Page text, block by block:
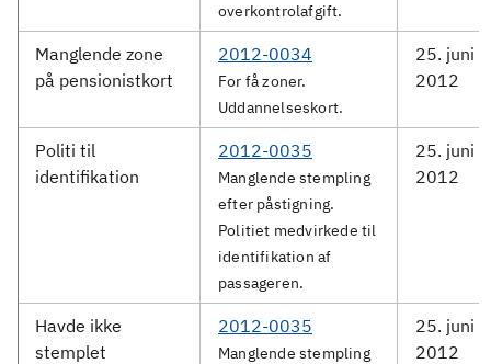
overkontrolafgift.
Manglende zone
på pensionistkort
2012-0034
For få zoner.
Uddannelseskort.
25. juni
2012
Politi til
identifikation
2012-0035
Manglende stempling
efter påstigning.
Politiet medvirkede til
identifikation af
passageren.
25. juni
2012
Havde ikke
stemplet
2012-0035
Manglende stempling
25. juni
2012